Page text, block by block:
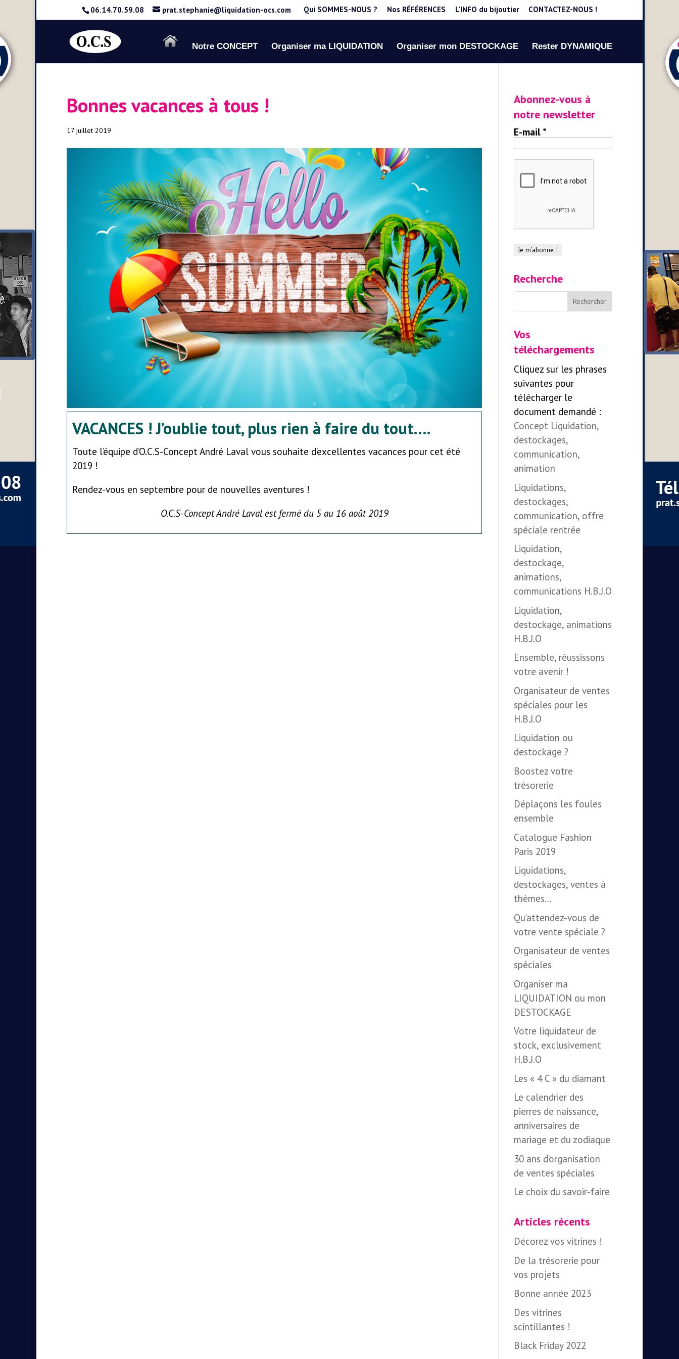
06.14.70.59.08 prat.stephanie@liquidation-ocs.com Qui SOMMES-NOUS ? Nos RÉFÉRENCES L’INFO du bijoutier CONTACTEZ-NOUS !
Notre CONCEPT Organiser ma LIQUIDATION Organiser mon DESTOCKAGE Rester DYNAMIQUE
Bonnes vacances à tous !
17 juillet 2019
VACANCES ! J’oublie tout, plus rien à faire du tout….
Toute l’équipe d’O.C.S-Concept André Laval vous souhaite d’excellentes vacances pour cet été
2019 !
Rendez-vous en septembre pour de nouvelles aventures !
O.C.S-Concept André Laval est fermé du 5 au 16 août 2019
Abonnez-vous à
notre newsletter
E-mail *
Recherche
Vos
téléchargements
Cliquez sur les phrases
suivantes pour
télécharger le
document demandé :
Concept Liquidation,
destockages,
communication,
animation
Liquidations,
destockages,
communication, offre
spéciale rentrée
Liquidation,
destockage,
animations,
communications H.B.J.O
Liquidation,
destockage, animations
H.B.J.O
Ensemble, réussissons
votre avenir !
Organisateur de ventes
spéciales pour les
H.B.J.O
Liquidation ou
destockage ?
Boostez votre
trésorerie
Déplaçons les foules
ensemble
Catalogue Fashion
Paris 2019
Liquidations,
destockages, ventes à
thèmes…
Qu’attendez-vous de
votre vente spéciale ?
Organisateur de ventes
spéciales
Organiser ma
LIQUIDATION ou mon
DESTOCKAGE
Votre liquidateur de
stock, exclusivement
H.B.J.O
Les « 4 C » du diamant
Le calendrier des
pierres de naissance,
anniversaires de
mariage et du zodiaque
30 ans d’organisation
de ventes spéciales
Le choix du savoir-faire
Articles récents
Décorez vos vitrines !
De la trésorerie pour
vos projets
Bonne année 2023
Des vitrines
scintillantes !
Black Friday 2022